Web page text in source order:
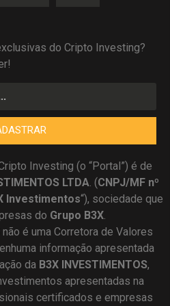
do Cripto Investing?
Investing (o “Portal”) é de
LTDA. (CNPJ/MF nº
Investimentos“), sociedade que
do Grupo B3X.
não é uma Corretora de Valores
informação apresentada
da B3X INVESTIMENTOS,
apresentadas na
certificados e empresas